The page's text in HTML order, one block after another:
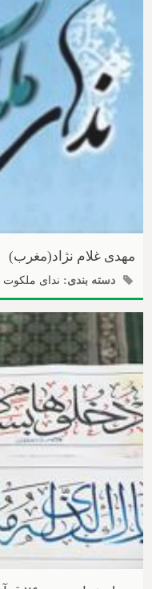
مهدی غلام نژاد(مغرب)
دسته بندی: ندای ملکوت